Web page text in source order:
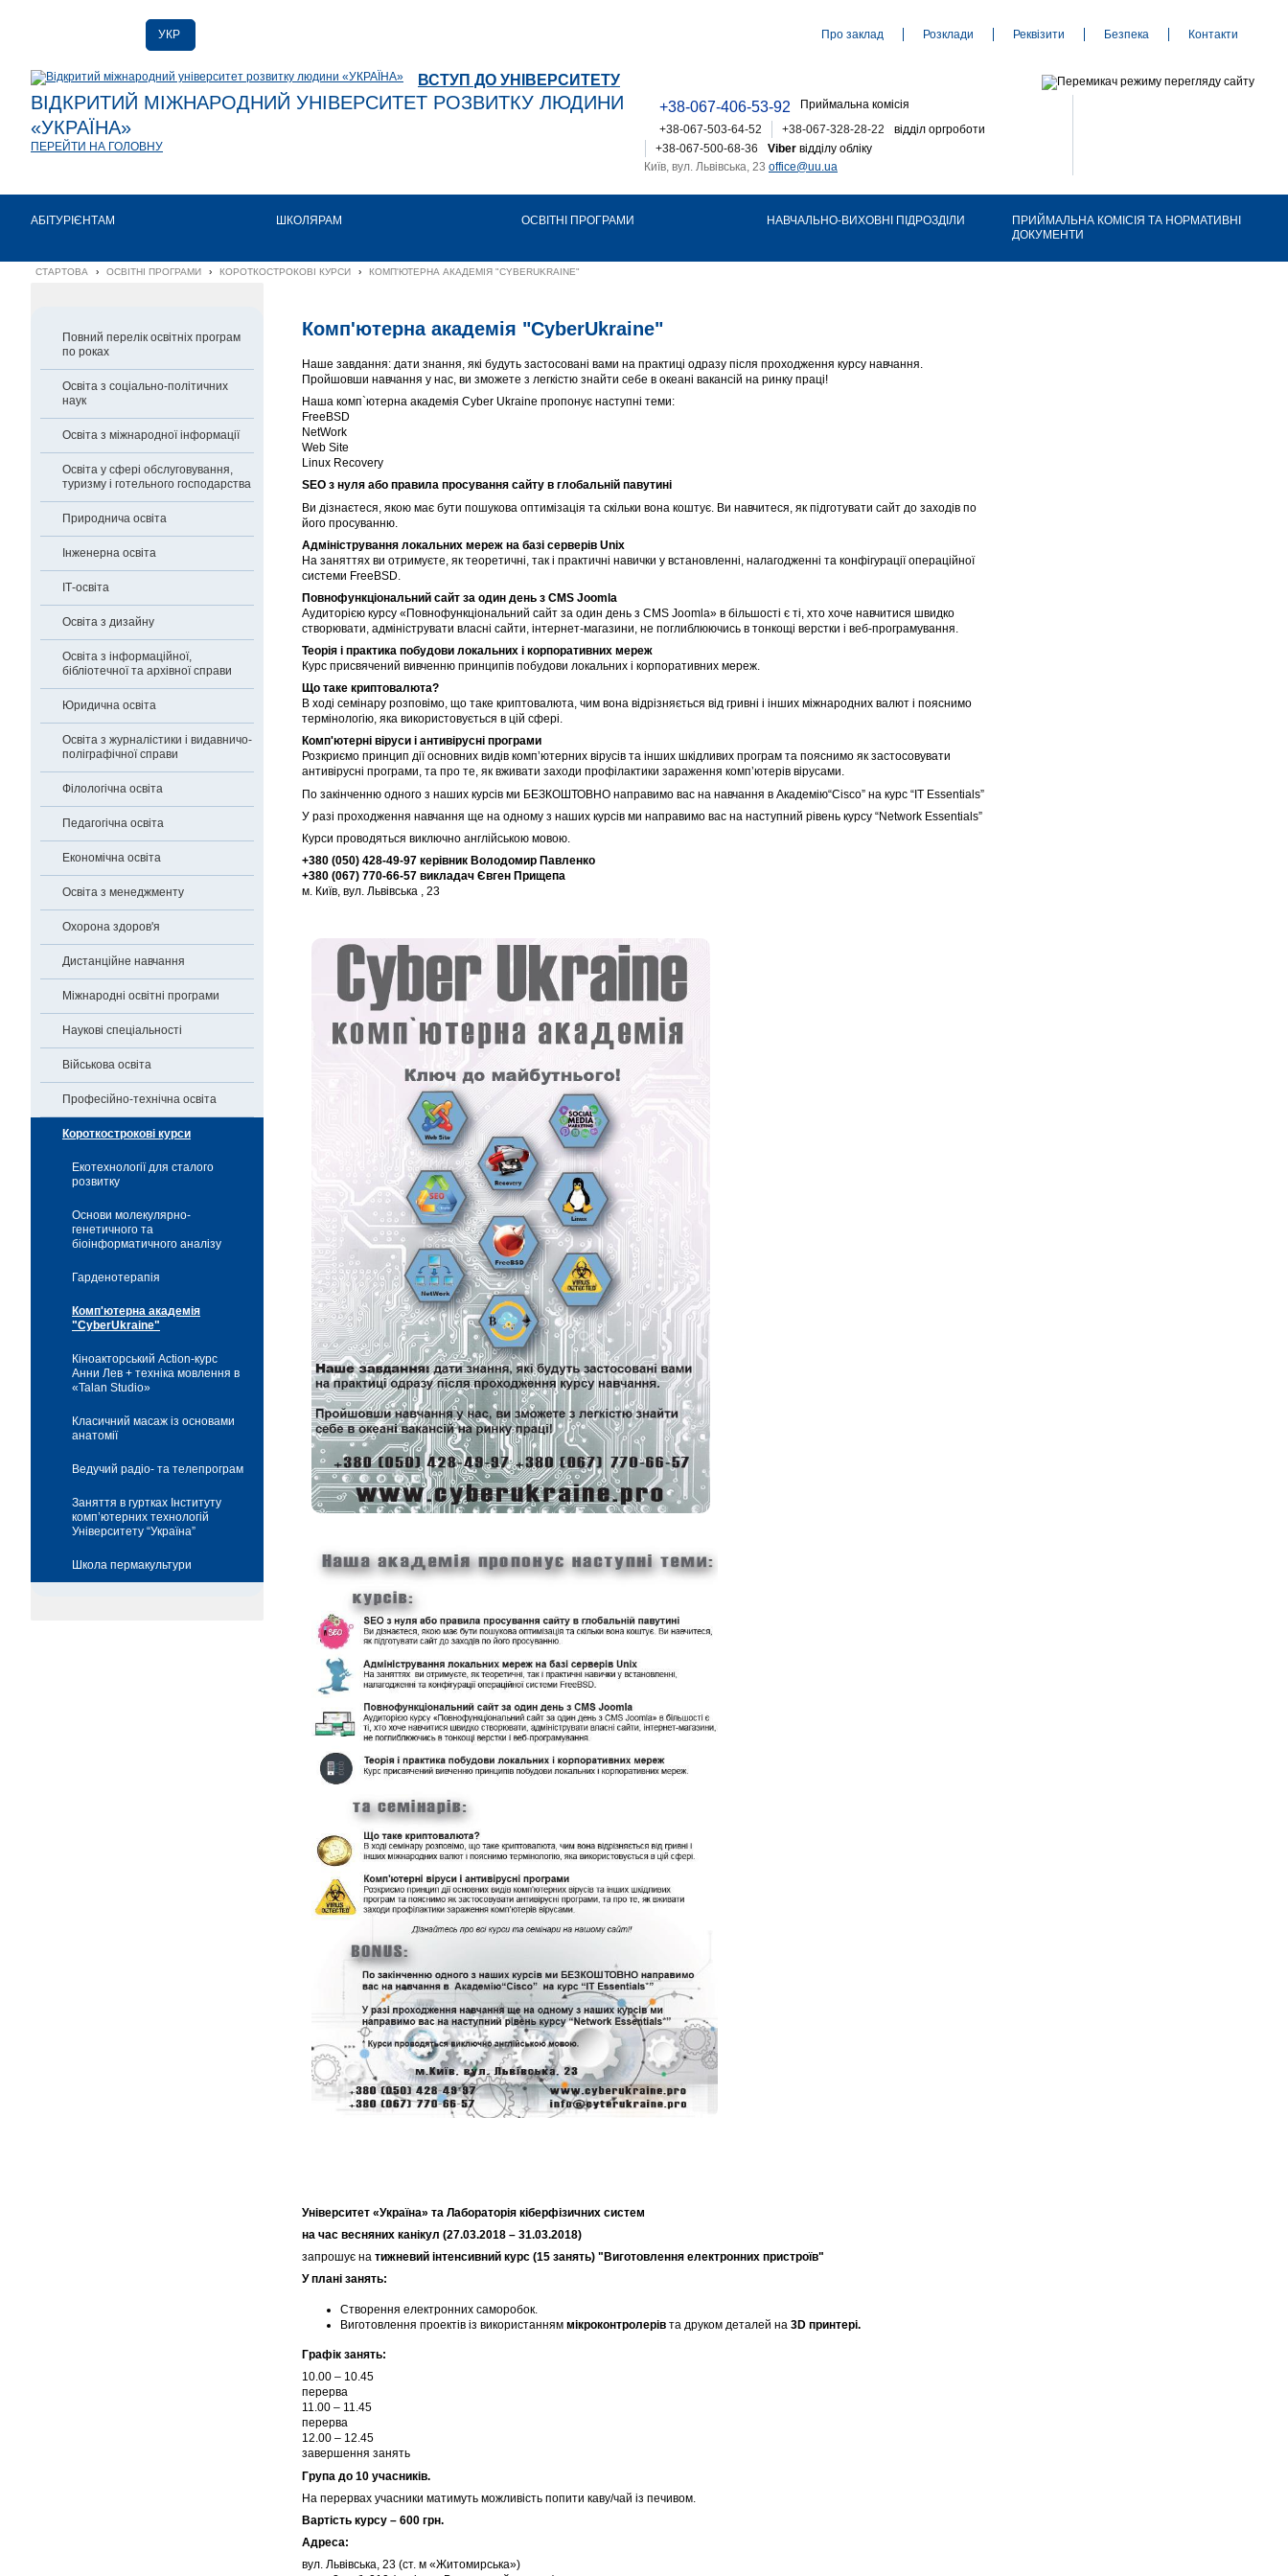
УКР
ENG
Про заклад Розклади Реквізити Безпека Контакти
ВСТУП ДО УНІВЕРСИТЕТУ
ВІДКРИТИЙ МІЖНАРОДНИЙ УНІВЕРСИТЕТ РОЗВИТКУ ЛЮДИНИ
«УКРАЇНА»
ПЕРЕЙТИ НА ГОЛОВНУ
+38-067-406-53-92
Приймальна комісія
відділ оргроботи
+38-067-503-64-52
+38-067-328-28-22
Viber відділу обліку
+38-067-500-68-36
Київ, вул. Львівська, 23 office@uu.ua
АБІТУРІЄНТАМ ШКОЛЯРАМ ОСВІТНІ ПРОГРАМИ НАВЧАЛЬНО-ВИХОВНІ ПІДРОЗДІЛИ
ПРИЙМАЛЬНА КОМІСІЯ ТА НОРМАТИВНІ
ДОКУМЕНТИ
СТАРТОВА › ОСВІТНІ ПРОГРАМИ › КОРОТКОСТРОКОВІ КУРСИ › КОМП'ЮТЕРНА АКАДЕМІЯ "CYBERUKRAINE"
Повний перелік освітніх програм
по роках
Освіта з соціально-політичних
наук
Освіта з міжнародної інформації
Освіта у сфері обслуговування,
туризму і готельного господарства
Природнича освіта
Інженерна освіта
ІТ-освіта
Освіта з дизайну
Освіта з інформаційної,
бібліотечної та архівної справи
Юридична освіта
Освіта з журналістики і видавничо-
поліграфічної справи
Філологічна освіта
Педагогічна освіта
Економічна освіта
Освіта з менеджменту
Охорона здоров'я
Дистанційне навчання
Міжнародні освітні програми
Наукові спеціальності
Військова освіта
Професійно-технічна освіта
Короткострокові курси
Екотехнології для сталого
розвитку
Основи молекулярно-
генетичного та
біоінформатичного аналізу
Гарденотерапія
Комп'ютерна академія
"CyberUkraine"
Кіноакторський Action-курс
Анни Лев + техніка мовлення в
«Talan Studio»
Класичний масаж із основами
анатомії
Ведучий радіо- та телепрограм
Заняття в гуртках Інституту
комп’ютерних технологій
Університету “Україна”
Школа пермакультури
Комп'ютерна академія "CyberUkraine"
Наше завдання: дати знання, які будуть застосовані вами на практиці одразу після проходження курсу навчання.
Пройшовши навчання у нас, ви зможете з легкістю знайти себе в океані вакансій на ринку праці!
Наша комп`ютерна академія Cyber Ukraine пропонує наступні теми:
FreeBSD
NetWork
Web Site
Linux Recovery
SEO з нуля або правила просування сайту в глобальній павутині
Ви дізнаєтеся, якою має бути пошукова оптимізація та скільки вона коштує. Ви навчитеся, як підготувати сайт до заходів по
його просуванню.
Адміністрування локальних мереж на базі серверів Unix
На заняттях ви отримуєте, як теоретичні, так і практичні навички у встановленні, налагодженні та конфігурації операційної
системи FreeBSD.
Повнофункціональний сайт за один день з CMS Joomla
Аудиторією курсу «Повнофункціональний сайт за один день з CMS Joomla» в більшості є ті, хто хоче навчитися швидко
створювати, адмініструвати власні сайти, інтернет-магазини, не поглиблюючись в тонкощі верстки і веб-програмування.
Теорія і практика побудови локальних і корпоративних мереж
Курс присвячений вивченню принципів побудови локальних і корпоративних мереж.
Що таке криптовалюта?
В ході семінару розповімо, що таке криптовалюта, чим вона відрізняється від гривні і інших міжнародних валют і пояснимо
термінологію, яка використовується в цій сфері.
Комп'ютерні віруси і антивірусні програми
Розкриємо принцип дії основних видів комп’ютерних вірусів та інших шкідливих програм та пояснимо як застосовувати
антивірусні програми, та про те, як вживати заходи профілактики зараження комп’ютерів вірусами.
По закінченню одного з наших курсів ми БЕЗКОШТОВНО направимо вас на навчання в Академію“Cisco” на курс “IT Essentials”
У разі проходження навчання ще на одному з наших курсів ми направимо вас на наступний рівень курсу “Network Essentials”
Курси проводяться виключно англійською мовою.
+380 (050) 428-49-97 керівник Володомир Павленко
+380 (067) 770-66-57 викладач Євген Прищепа
м. Київ, вул. Львівська , 23
Університет «Україна» та Лабораторія кіберфізичних систем
на час весняних канікул (27.03.2018–31.03.2018)
запрошує на тижневий інтенсивний курс (15 занять) "Виготовлення електронних пристроїв"
У плані занять:
Створення електронних саморобок.
Виготовлення проектів із використанням мікроконтролерівта друком деталей на 3Dпринтері.
Графік занять:
10.00 – 10.45
перерва
11.00 – 11.45
перерва
12.00 – 12.45
завершення занять
Група до 10 учасників.
На перервах учасники матимуть можливість попити каву/чай із печивом.
Вартість курсу – 600 грн.
Адреса:
вул. Львівська, 23 (ст. м «Житомирська»)